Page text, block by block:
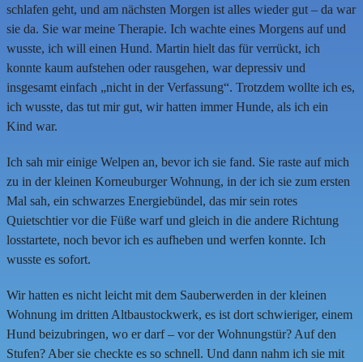
schlafen geht, und am nächsten Morgen ist alles wieder gut – da war
sie da. Sie war meine Therapie. Ich wachte eines Morgens auf und
wusste, ich will einen Hund. Martin hielt das für verrückt, ich
konnte kaum aufstehen oder rausgehen, war depressiv und
insgesamt einfach „nicht in der Verfassung“. Trotzdem wollte ich es,
ich wusste, das tut mir gut, wir hatten immer Hunde, als ich ein
Kind war.
Ich sah mir einige Welpen an, bevor ich sie fand. Sie raste auf mich
zu in der kleinen Korneuburger Wohnung, in der ich sie zum ersten
Mal sah, ein schwarzes Energiebündel, das mir sein rotes
Quietschtier vor die Füße warf und gleich in die andere Richtung
losstartete, noch bevor ich es aufheben und werfen konnte. Ich
wusste es sofort.
Wir hatten es nicht leicht mit dem Sauberwerden in der kleinen
Wohnung im dritten Altbaustockwerk, es ist dort schwieriger, einem
Hund beizubringen, wo er darf – vor der Wohnungstür? Auf den
Stufen? Aber sie checkte es so schnell. Und dann nahm ich sie mit